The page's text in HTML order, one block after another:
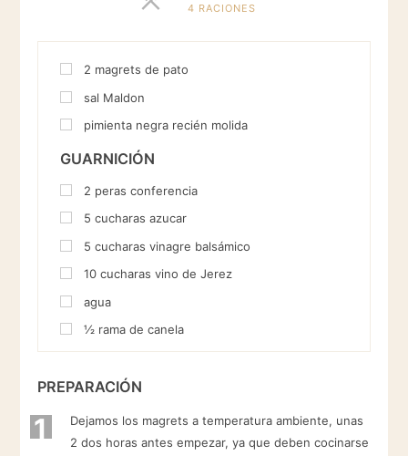
4 RACIONES
2 magrets de pato
sal Maldon
pimienta negra recién molida
GUARNICIÓN
2 peras conferencia
5 cucharas azucar
5 cucharas vinagre balsámico
10 cucharas vino de Jerez
agua
½ rama de canela
PREPARACIÓN
1
Dejamos los magrets a temperatura ambiente, unas
2 dos horas antes empezar, ya que deben cocinarse